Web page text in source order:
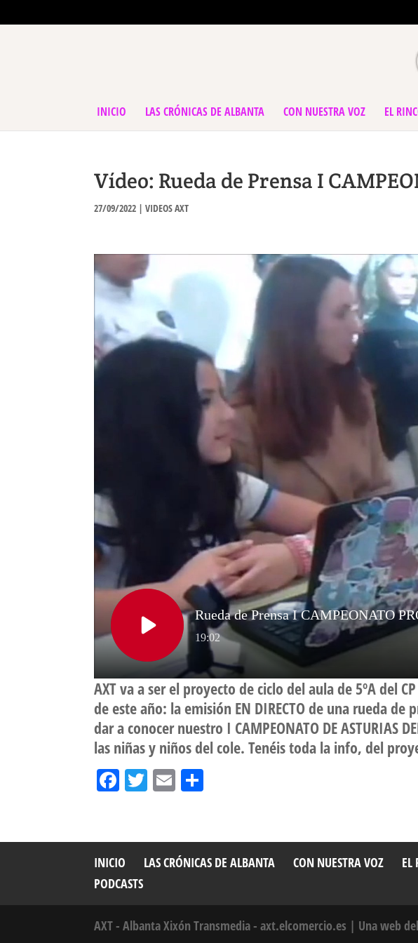
INICIO LAS CRÓNICAS DE ALBANTA CON NUESTRA VOZ EL
Vídeo: Rueda de Prensa I
27/09/2022 |VIDEOS AXT
AXT va a ser el proyecto de ciclo del aula de 5ºA del
de este año: la emisión EN DIRECTO de una rueda
dar a conocer nuestro I CAMPEONATO DE ASTURIAS
las niñas y niños del cole. Tenéis toda la info, del
Fa
ok
T
er
E
INICIO LAS CRÓNICAS DE ALBANTA CON NUESTRA VOZ EL
PODCASTS
AXT - Albanta Xixón Transmedia -axt.elcomercio.es | Una web